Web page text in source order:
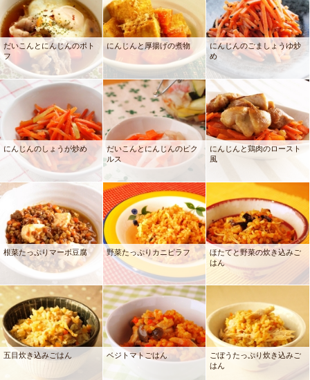
だいこんとにんじんのポト
フ
にんじんと厚揚げの煮物
にんじんのごましょうゆ炒
め
にんじんのしょうが炒め
だいこんとにんじんのピク
ルス
にんじんと鶏肉のロースト
風
根菜たっぷりマーボ豆腐 野菜たっぷりカニピラフ
ほたてと野菜の炊き込みご
はん
五目炊き込みごはん ベジトマトごはん
ごぼうたっぷり炊き込みご
はん